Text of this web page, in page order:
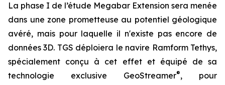
La phase I de l’étude Megabar Extension sera menée
dans une zone prometteuse au potentiel géologique
avéré, mais pour laquelle il n'existe pas encore de
données 3D. TGS déploiera le navire Ramform Tethys,
spécialement conçu à cet effet et équipé de sa
technologie exclusive GeoStreamer®, pour